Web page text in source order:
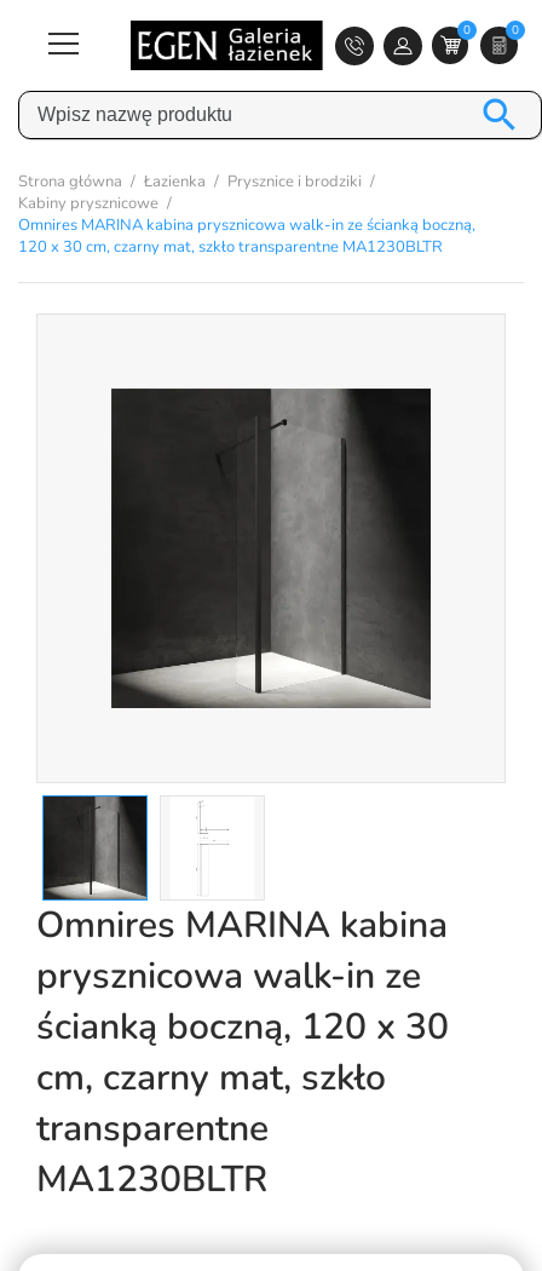
0 0

Strona główna Łazienka
Prysznice i brodziki
Kabiny prysznicowe
Omnires MARINA kabina prysznicowa walk-in ze ścianką boczną,
120 x 30 cm, czarny mat, szkło transparentne MA1230BLTR
Omnires MARINA kabina
prysznicowa walk-in ze
ścianką boczną, 120 x 30
cm, czarny mat, szkło
transparentne
MA1230BLTR